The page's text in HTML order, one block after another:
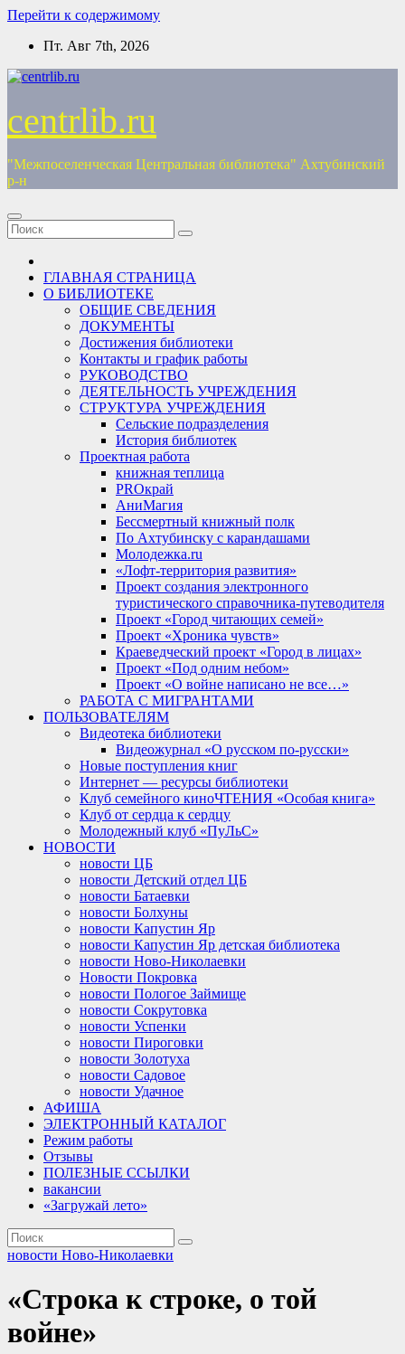
Перейти к содержимому
Пт. Авг 7th, 2026
centrlib.ru
"Межпоселенческая Центральная библиотека" Ахтубинский
р-н
ГЛАВНАЯ СТРАНИЦА
О БИБЛИОТЕКЕ
ОБЩИЕ СВЕДЕНИЯ
ДОКУМЕНТЫ
Достижения библиотеки
Контакты и график работы
РУКОВОДСТВО
ДЕЯТЕЛЬНОСТЬ УЧРЕЖДЕНИЯ
СТРУКТУРА УЧРЕЖДЕНИЯ
Сельские подразделения
История библиотек
Проектная работа
книжная теплица
PROкрай
АниМагия
Бессмертный книжный полк
По Ахтубинску с карандашами
Молодежка.ru
«Лофт-территория развития»
Проект создания электронного
туристического справочника-путеводителя
Проект «Город читающих семей»
Проект «Хроника чувств»
Краеведческий проект «Город в лицах»
Проект «Под одним небом»
Проект «О войне написано не все…»
РАБОТА С МИГРАНТАМИ
ПОЛЬЗОВАТЕЛЯМ
Видеотека библиотеки
Видеожурнал «О русском по-русски»
Новые поступления книг
Интернет — ресурсы библиотеки
Клуб семейного киноЧТЕНИЯ «Особая книга»
Клуб от сердца к сердцу
Молодежный клуб «ПуЛьС»
НОВОСТИ
новости ЦБ
новости Детский отдел ЦБ
новости Батаевки
новости Болхуны
новости Капустин Яр
новости Капустин Яр детская библиотека
новости Ново-Николаевки
Новости Покровка
новости Пологое Займище
новости Сокрутовка
новости Успенки
новости Пироговки
новости Золотуха
новости Садовое
новости Удачное
АФИША
ЭЛЕКТРОННЫЙ КАТАЛОГ
Режим работы
Отзывы
ПОЛЕЗНЫЕ ССЫЛКИ
вакансии
«Загружай лето»
новости Ново-Николаевки
«Строка к строке, о той
войне»